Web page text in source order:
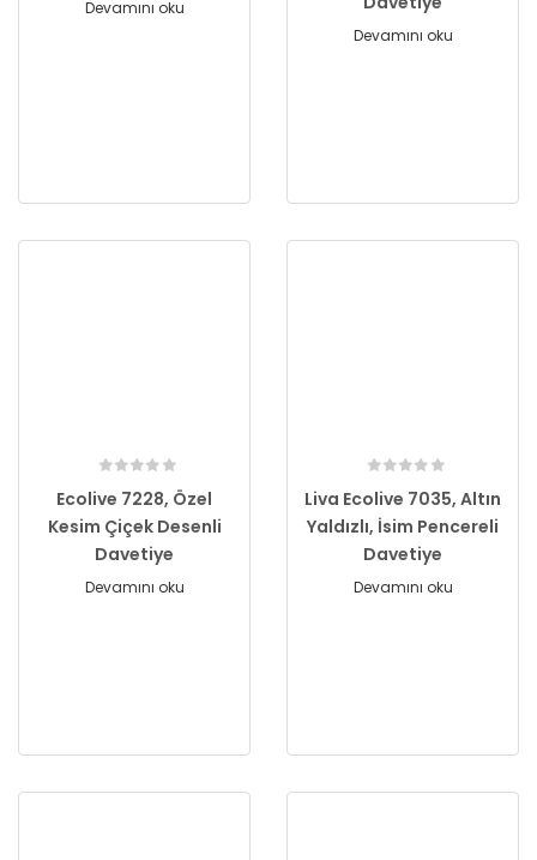
Devamını oku
Devamını oku
Ecolive 7228, Özel
Kesim Çiçek Desenli
Davetiye
Devamını oku
Liva Ecolive 7035, Altın
Yaldızlı, İsim Pencereli
Davetiye
Devamını oku